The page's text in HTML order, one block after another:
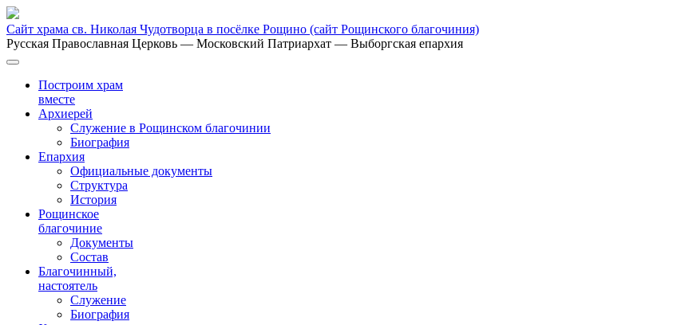
Сайт храма св. Николая Чудотворца в посёлке Рощино (сайт Рощинского благочиния)
Русская Православная Церковь — Московский Патриархат — Выборгская епархия
Построим храм
вместе
Архиерей
Служение в Рощинском благочинии
Биография
Епархия
Официальные документы
Структура
История
Рощинское
благочиние
Документы
Состав
Благочинный,
настоятель
Служение
Биография